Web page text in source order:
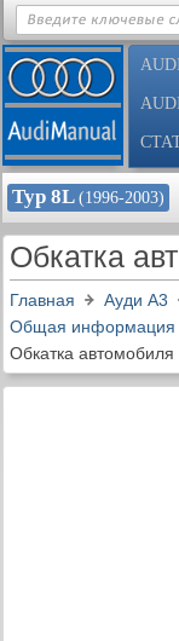
Typ 8L (1996-2003)
Обкатка
Главная Ауди A3
Общая информация
Обкатка автомобиля